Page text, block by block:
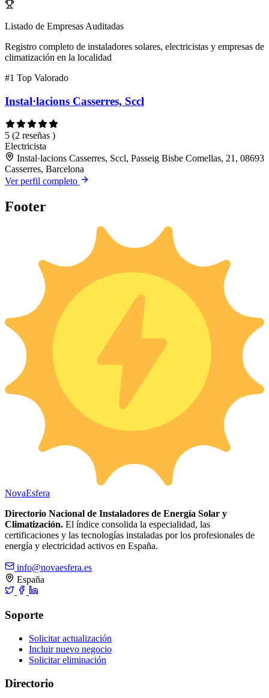
Listado de Empresas Auditadas
Registro completo de instaladores solares, electricistas y empresas de
climatización en la localidad
#1 Top Valorado
Instal·lacions Casserres, Sccl
5 (2 reseñas )
Electricista
Instal·lacions Casserres, Sccl, Passeig Bisbe Comellas, 21, 08693
Casserres, Barcelona
Ver perfil completo
Footer
NovaEsfera
Directorio Nacional de Instaladores de Energía Solar y
Climatización. El índice consolida la especialidad, las
certificaciones y las tecnologías instaladas por los profesionales de
energía y electricidad activos en España.
info@novaesfera.es
España
Soporte
Solicitar actualización
Incluir nuevo negocio
Solicitar eliminación
Directorio